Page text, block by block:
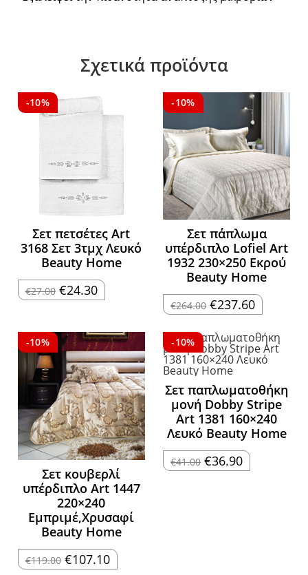
Σχετικά προϊόντα
-10%
Σετ πετσέτες Art
3168 Σετ 3τμχ Λευκό
Beauty Home
€27.00 Original
price
€24.30Η
τρέχουσα
-10%
Σετ πάπλωμα
υπέρδιπλο Lofiel Art
1932 230×250 Εκρού
Beauty Home
€264.00 Original
price
€264.00.
€237.60Η
τρέχουσα
είναι:
€237.60.
-10%
Σετ κουβερλί
υπέρδιπλο Art 1447
220×240
Εμπριμέ,Χρυσαφί
Beauty Home
€119.00 Original
price
€107.10Η
τρέχουσα
-10%
Σετ παπλωματοθήκη
μονή Dobby Stripe
Art 1381 160×240
Λευκό Beauty Home
€41.00 Original
price
€36.90Η
τρέχουσα